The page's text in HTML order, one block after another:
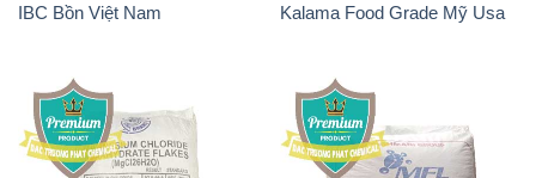
IBC Bồn Việt Nam
Kalama Food Grade Mỹ Usa